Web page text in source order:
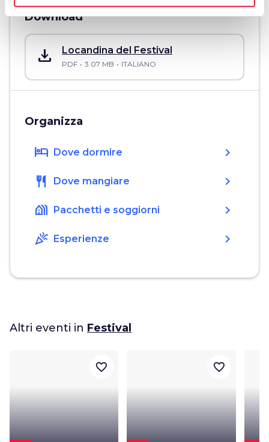
Download
save_alt Locandina del Festival
PDF 3.07 MB ITALIANO
Organizza
hotel Dove dormire chevron_right
restaurant Dove mangiare chevron_right
holiday_village Pacchetti e soggiorni chevron_right
celebration Esperienze chevron_right
Altri eventi in Festival
favorite_border favorite_border